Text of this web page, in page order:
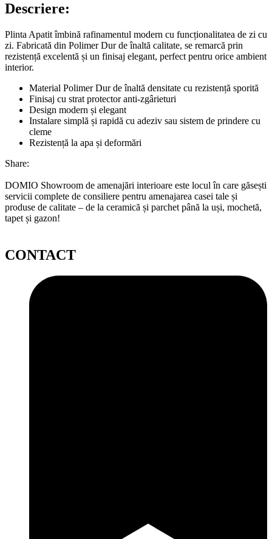
Descriere:
Plinta Apatit îmbină rafinamentul modern cu funcționalitatea de zi cu
zi. Fabricată din Polimer Dur de înaltă calitate, se remarcă prin
rezistență excelentă și un finisaj elegant, perfect pentru orice ambient
interior.
Material Polimer Dur de înaltă densitate cu rezistență sporită
Finisaj cu strat protector anti-zgârieturi
Design modern și elegant
Instalare simplă și rapidă cu adeziv sau sistem de prindere cu
cleme
Rezistență la apa și deformări
Share:
DOMIO Showroom de amenajări interioare este locul în care găsești
servicii complete de consiliere pentru amenajarea casei tale și
produse de calitate – de la ceramică și parchet până la uși, mochetă,
tapet și gazon!
CONTACT